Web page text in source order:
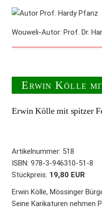
Wouweli-Autor: Prof. Dr.
Erwin Kölle
Erwin Kölle mit spitzer
Artikelnummer: 518
ISBN:978-3-946310-51-8
Stückpreis: 19,80 EUR
Erwin Kölle, Mössinger
Seine Karikaturen nehmen